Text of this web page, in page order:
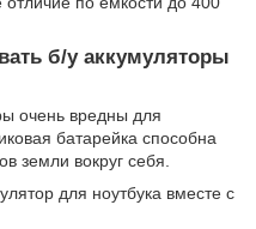
б/у аккумуляторы
очень вредны для
батарейка способна
земли вокруг себя.
для ноутбука вместе с